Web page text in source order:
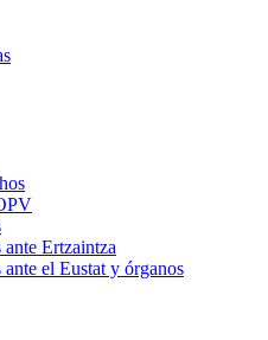
Ertzaintza
el Eustat y órganos